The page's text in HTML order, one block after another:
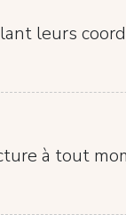
leurs
à tout